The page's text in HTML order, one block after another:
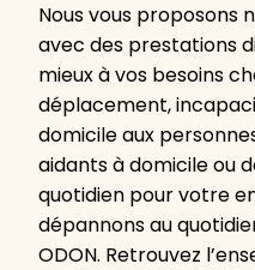
Nous vous proposons
avec des prestations
mieux à vos besoins
déplacement,
domicile aux
aidants à domicile ou
quotidien pour votre
dépannons au quotidien
ODON. Retrouvez